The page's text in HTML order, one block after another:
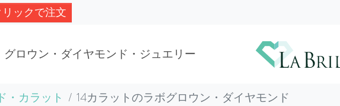
ックで注文
グロウン・ダイヤモンド・ジュエリー
・カラット 14カラットのラボグロウン・ダイヤモンド